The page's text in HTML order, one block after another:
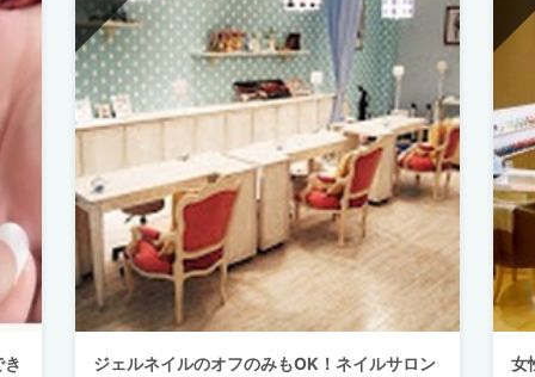
ジェルネイルのオフのみもOK！ネイルサロン
女